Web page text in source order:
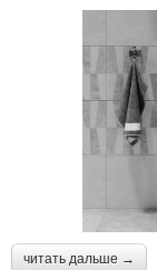
читать дальше →